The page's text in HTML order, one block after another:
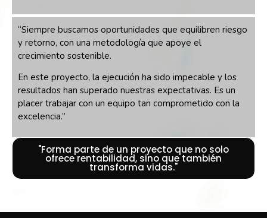
“Siempre buscamos oportunidades que equilibren riesgo
y retorno, con una metodología que apoye el
crecimiento sostenible.
En este proyecto, la ejecución ha sido impecable y los
resultados han superado nuestras expectativas. Es un
placer trabajar con un equipo tan comprometido con la
excelencia.”
"Forma parte de un proyecto que no solo
ofrece rentabilidad, sino que también
transforma vidas."